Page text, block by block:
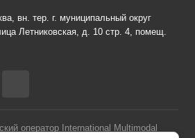
вн. тер. г. муниципальный округ
Летниковская, д. 10 стр. 4, помещ.
оператор International Multimodal